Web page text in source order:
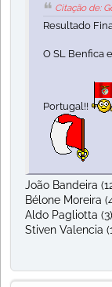
Citação de:
Resultado
O SL Benfica
Portugal!!
João Bandeira
Bélone Moreira
Aldo Pagliotta
Stiven Valencia